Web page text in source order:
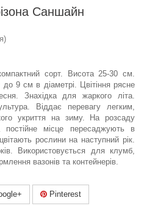
Саншайн
сорт. Висота 25-30 см.
до 9 см в діаметрі. Цвітіння рясне
Знахідка для жаркого літа.
Віддає перевагу легким,
укриття на зиму. На розсаду
постійне місце пересаджують в
рослини на наступний рік.
Використовується для клумб,
вазонів та контейнерів.
Pinterest